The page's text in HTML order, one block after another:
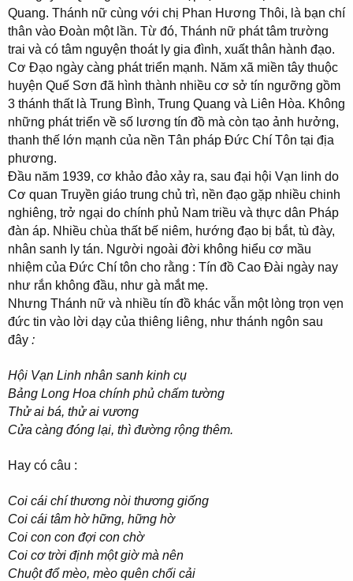
Quang. Thánh nữ cùng với chị Phan Hương Thôi, là bạn chí
thân vào Đoàn một lần. Từ đó, Thánh nữ phát tâm trường
trai và có tâm nguyện thoát ly gia đình, xuất thân hành đạo.
Cơ Đạo ngày càng phát triển mạnh. Năm xã miền tây thuộc
huyện Quế Sơn đã hình thành nhiều cơ sở tín ngưỡng gồm
3 thánh thất là Trung Bình, Trung Quang và Liên Hòa. Không
những phát triển về số lương tín đồ mà còn tạo ảnh hưởng,
thanh thế lớn mạnh của nền Tân pháp Đức Chí Tôn tại địa
phương.
Đầu năm 1939, cơ khảo đảo xảy ra, sau đại hội Vạn linh do
Cơ quan Truyền giáo trung chủ trì, nền đạo gặp nhiều chinh
nghiêng, trở ngại do chính phủ Nam triều và thực dân Pháp
đàn áp. Nhiều chùa thất bế niêm, hướng đạo bị bắt, tù đày,
nhân sanh ly tán. Người ngoài đời không hiểu cơ mầu
nhiệm của Đức Chí tôn cho rằng : Tín đồ Cao Đài ngày nay
như rắn không đầu, như gà mắt mẹ.
Nhưng Thánh nữ và nhiều tín đồ khác vẫn một lòng trọn vẹn
đức tin vào lời dạy của thiêng liêng, như thánh ngôn sau
đây :
Hội Vạn Linh nhân sanh kinh cụ
Bảng Long Hoa chính phủ chấm tường
Thử ai bá, thử ai vương
Cửa càng đóng lại, thì đường rộng thêm.
Hay có câu :
Coi cái chí thương nòi thương giống
Coi cái tâm hờ hững, hững hờ
Coi con con đợi con chờ
Coi cơ trời định một giờ mà nên
Chuột đổ mèo, mèo quên chối cải